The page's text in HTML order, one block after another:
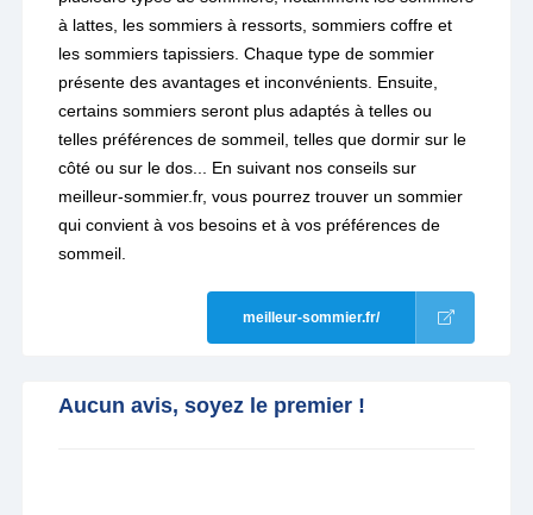
à lattes, les sommiers à ressorts, sommiers coffre et
les sommiers tapissiers. Chaque type de sommier
présente des avantages et inconvénients. Ensuite,
certains sommiers seront plus adaptés à telles ou
telles préférences de sommeil, telles que dormir sur le
côté ou sur le dos... En suivant nos conseils sur
meilleur-sommier.fr, vous pourrez trouver un sommier
qui convient à vos besoins et à vos préférences de
sommeil.
meilleur-sommier.fr/
Aucun avis, soyez le premier !